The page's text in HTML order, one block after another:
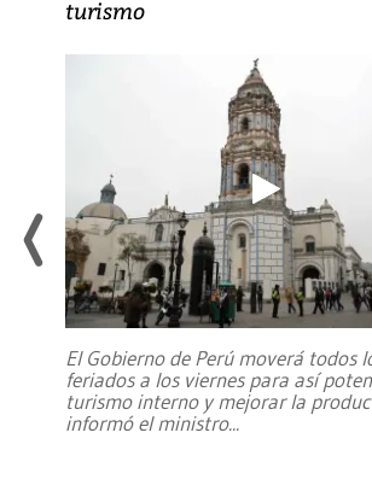
turismo
El Gobierno de Perú moverá todos
feriados a los viernes para así
turismo interno y mejorar la
informó el ministro...